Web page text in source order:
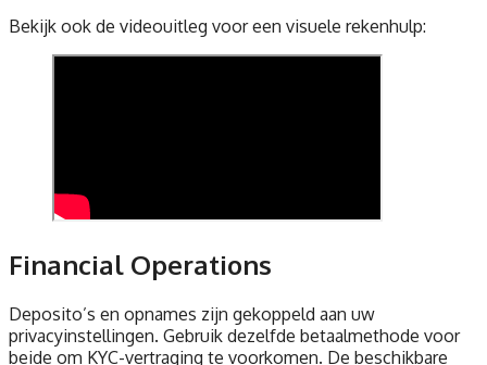
Bekijk ook de videouitleg voor een visuele rekenhulp:
Financial Operations
Deposito’s en opnames zijn gekoppeld aan uw
privacyinstellingen. Gebruik dezelfde betaalmethode voor
beide om KYC-vertraging te voorkomen. De beschikbare